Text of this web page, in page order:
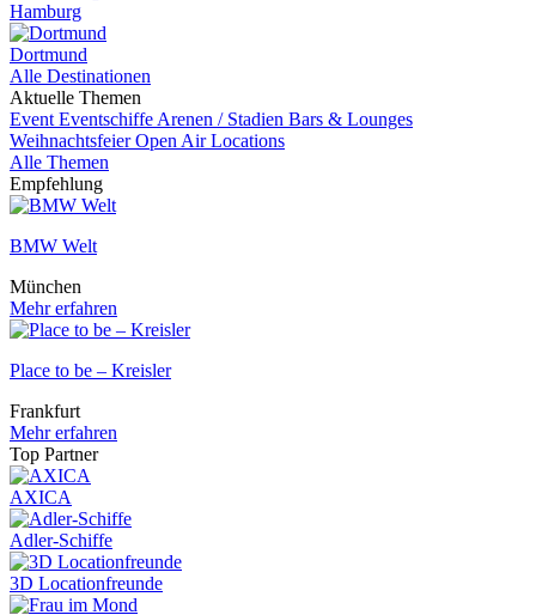
Hamburg
Dortmund
Alle Destinationen
Aktuelle Themen
Event Eventschiffe Arenen / Stadien Bars & Lounges
WeihnachtsfeierOpen Air Locations
Alle Themen
Empfehlung
BMW Welt
München
Mehr erfahren
Place to be – Kreisler
Frankfurt
Mehr erfahren
Top Partner
AXICA
Adler-Schiffe
3D Locationfreunde